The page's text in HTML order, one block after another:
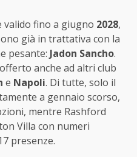
fino a giugno 2028,
già in trattativa con la
pesante: Jadon Sancho.
anche ad altri club
e Napoli. Di tutte, solo il
a gennaio scorso,
mentre Rashford
Villa con numeri
presenze.